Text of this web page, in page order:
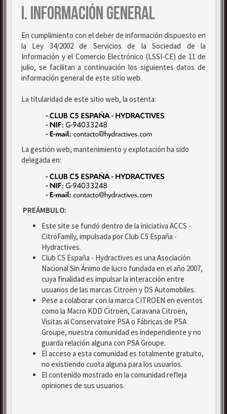
I. INFORMACIÓN GENERAL
En cumplimiento con el deber de información dispuesto en
la Ley 34/2002 de Servicios de la Sociedad de la
Información y el Comercio Electrónico (LSSI-CE) de 11 de
julio, se facilitan a continuación los siguientes datos de
información general de este sitio web.
La titularidad de este sitio web, la ostenta:
La gestión web, mantenimiento y explotación ha sido
delegada en:
PREÁMBULO:
Este site se fundó dentro de la iniciativa ACCS -
CitröFamily, impulsada por Club C5 España -
Hydractives.
Club C5 España - Hydractives es una Asociación
Nacional Sin Ánimo de lucro fundada en el año 2007,
cuya finalidad es impulsar la interacción entre
usuarios de las marcas Citroën y DS Automobiles.
Pese a colaborar con la marca CITROEN en eventos
como la Macro KDD Citroën, Caravana Citroën,
Visitas al Conservatoire PSA o Fábricas de PSA
Groupe, nuestra comunidad es independiente y no
guarda relación alguna con PSA Groupe.
El acceso a esta comunidad es totalmente gratuito,
no existiendo cuota alguna para los usuarios.
El contenido mostrado en la comunidad refleja
opiniones de sus usuarios.